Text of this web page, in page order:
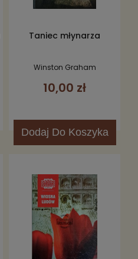
Taniec młynarza
Winston Graham
10,00 zł
Dodaj Do Koszyka